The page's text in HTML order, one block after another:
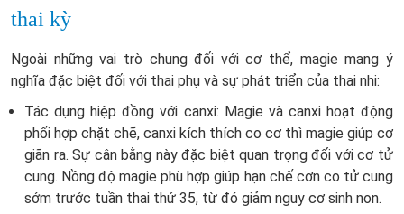
thai kỳ
Ngoài những vai trò chung đối với cơ thể, magie mang ý
nghĩa đặc biệt đối với thai phụ và sự phát triển của thai nhi:
Tác dụng hiệp đồng với canxi: Magie và canxi hoạt động
phối hợp chặt chẽ, canxi kích thích co cơ thì magie giúp cơ
giãn ra. Sự cân bằng này đặc biệt quan trọng đối với cơ tử
cung. Nồng độ magie phù hợp giúp hạn chế cơn co tử cung
sớm trước tuần thai thứ 35, từ đó giảm nguy cơ sinh non.